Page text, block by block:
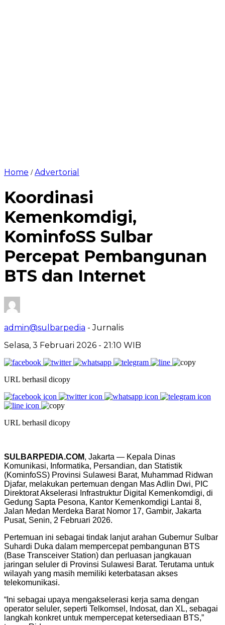
Home /Advertorial
Koordinasi
Kemenkomdigi,
KominfoSS Sulbar
Percepat Pembangunan
BTS dan Internet
admin@sulbarpedia - Jurnalis
Selasa, 3 Februari 2026 - 21:10 WIB
URL berhasil dicopy
URL berhasil dicopy
SULBARPEDIA.COM, Jakarta — Kepala Dinas
Komunikasi, Informatika, Persandian, dan Statistik
(KominfoSS) Provinsi Sulawesi Barat, Muhammad Ridwan
Djafar, melakukan pertemuan dengan Mas Adlin Dwi, PIC
Direktorat Akselerasi Infrastruktur Digital Kemenkomdigi, di
Gedung Sapta Pesona, Kantor Kemenkomdigi Lantai 8,
Jalan Medan Merdeka Barat Nomor 17, Gambir, Jakarta
Pusat, Senin, 2 Februari 2026.
Pertemuan ini sebagai tindak lanjut arahan Gubernur Sulbar
Suhardi Duka dalam mempercepat pembangunan BTS
(Base Transceiver Station) dan perluasan jangkauan
jaringan seluler di Provinsi Sulawesi Barat. Terutama untuk
wilayah yang masih memiliki keterbatasan akses
telekomunikasi.
“Ini sebagai upaya mengakselerasi kerja sama dengan
operator seluler, seperti Telkomsel, Indosat, dan XL, sebagai
langkah konkret untuk mempercepat ketersediaan BTS,”